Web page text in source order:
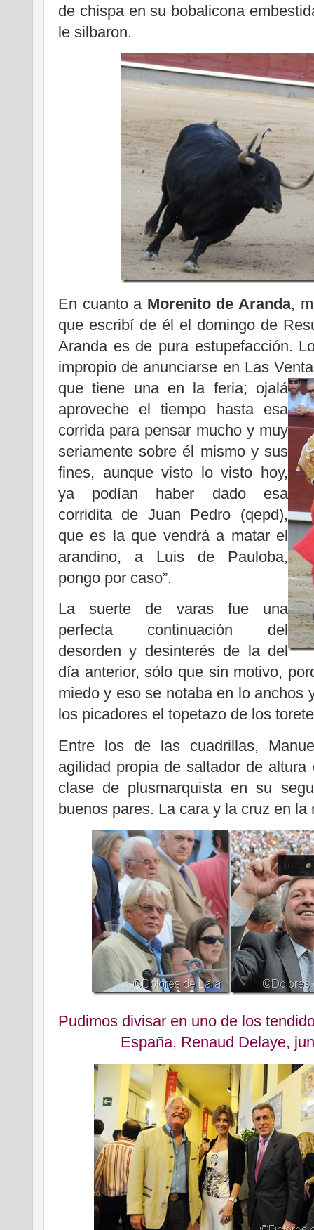
de chispa en su bobalicona
le silbaron.
En cuanto a Morenito de Aranda,
que escribí de él el domingo de
Aranda es de pura estupefacción.
impropio de anunciarse en Las
que tiene una en la feria; ojalá
aproveche el tiempo hasta esa
corrida para pensar mucho y muy
seriamente sobre él mismo y sus
fines, aunque visto lo visto hoy,
ya podían haber dado esa
corridita de Juan Pedro (qepd),
que es la que vendrá a matar el
arandino, a Luis de Pauloba,
pongo por caso”.
La suerte de varas fue una
perfecta continuación del
desorden y desinterés de la del
día anterior, sólo que sin motivo,
miedo y eso se notaba en lo anchos
los picadores el topetazo de los
Entre los de las cuadrillas,
agilidad propia de saltador de
clase de plusmarquista en su
buenos pares. La cara y la cruz en la
Pudimos divisar en uno de los
España, Renaud Delaye,